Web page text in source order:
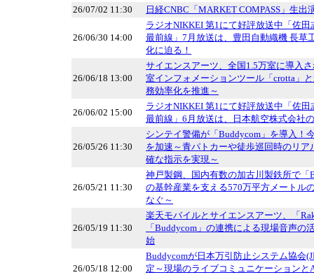
26/07/02 11:30
日経CNBC「MARKET COMPASS」生出
26/06/30 14:00
ラジオNIKKEI 第1にて好評放送中「佐
最前線」7月放送は、豊田自動織機 長草
化に迫る！
26/06/18 13:00
サイエンスアーツ、全国1.5万室に導入
室インフォメーションツール「crotta」
務効率化を推進～
26/06/02 15:00
ラジオNIKKEI 第1にて好評放送中「佐
最前線」6月放送は、日本航空株式会社
26/05/26 11:30
シンテイ警備が「Buddycom」を導入！
を加速～青パトカーや徒歩巡回時のリア
確な指示を実現～
26/05/21 11:30
神戸製鋼、国内有数の加古川製鉄所で「
の基幹産業を支える570万平方メートル
なぐ～
26/05/19 11:30
楽天モバイルとサイエンスアーツ、「
「Buddycom」の連携による現場音声の
始
26/05/18 12:00
Buddycomが日本万引防止システム協会
定～現場のライブコミュニケーション